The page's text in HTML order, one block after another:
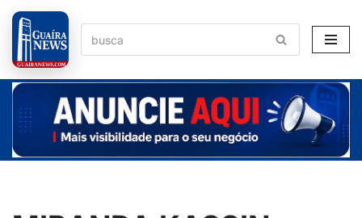
Pular
para
o
conteúdo